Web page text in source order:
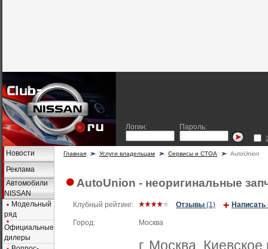
Логин: Пароль:
Новости
Реклама
Автомобили
NISSAN
Модельный
ряд
Официальные
дилеры
Главная Услуги владельцам Сервисы и СТОА AutoUnion
AutoUnion - неоригинальные
Клубный рейтинг: Отзывы (1) Написать
Город: Москва
г. Москва,